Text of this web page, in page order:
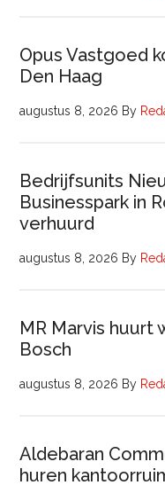
Opus Vastgoed
Den Haag
augustus 8, 2026 By
Bedrijfsunits
Businesspark in
verhuurd
augustus 8, 2026 By
MR Marvis huurt
Bosch
augustus 8, 2026 By
Aldebaran
huren